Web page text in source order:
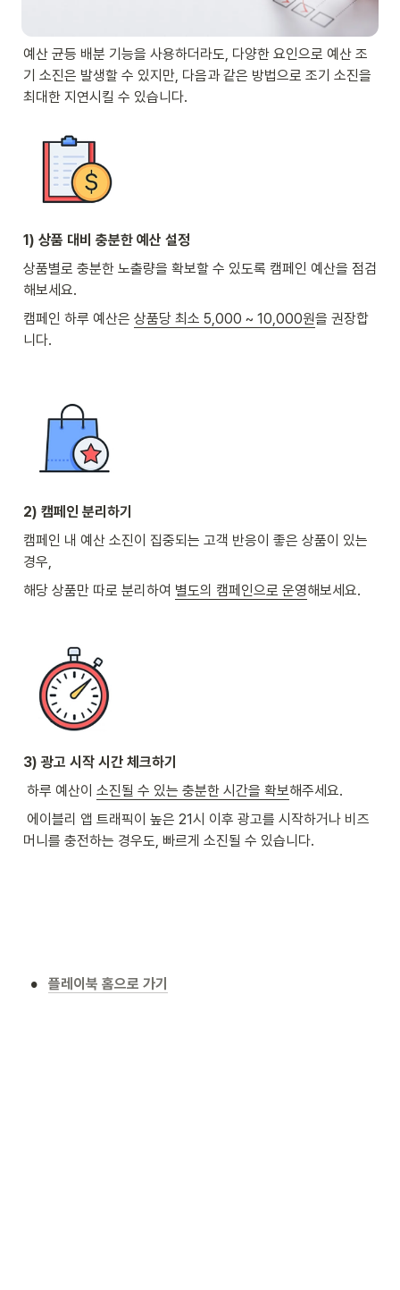
예산 균등 배분 기능을 사용하더라도, 다양한 요인으로 예산 조
기 소진은 발생할 수 있지만, 다음과 같은 방법으로 조기 소진을
최대한 지연시킬 수 있습니다.
1) 상품 대비 충분한 예산 설정
상품별로 충분한 노출량을 확보할 수 있도록 캠페인 예산을 점검
해보세요.
캠페인 하루 예산은 상품당 최소 5,000 ~ 10,000원을 권장합
니다.
2) 캠페인 분리하기
캠페인 내 예산 소진이 집중되는 고객 반응이 좋은 상품이 있는
경우,
해당 상품만 따로 분리하여 별도의 캠페인으로 운영해보세요.
3) 광고 시작 시간 체크하기
하루 예산이 소진될 수 있는 충분한 시간을 확보해주세요.
머니를 충전하는 경우도, 빠르게 소진될 수 있습니다.
• 플레이북 홈으로 가기